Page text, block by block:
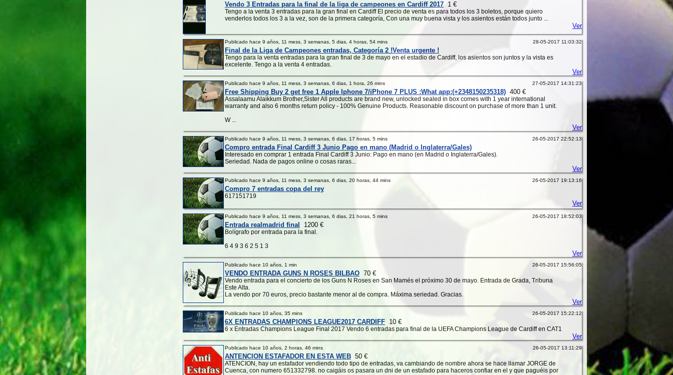
Vendo 3 Entradas para la final de la liga de campeones en Cardiff 2017 1 €
Tengo a la venta 3 entradas para la gran final en Cardiff El precio de venta es para todos los 3 boletos, porque quiero
venderlos todos los 3 a la vez, son de la primera categoría, Con una muy buena vista y los asientos están todos junto ...
Ver
Publicado hace 9 años, 11 mess, 3 semanas, 5 dias, 4 horas, 54 mins 28-05-2017 11:03:32
Final de la Liga de Campeones entradas, Categoría 2 !Venta urgente !
Tengo para la venta entradas para la gran final de 3 de mayo en el estadio de Cardiff, los asientos son juntos y la vista es
excelente. Tengo a la venta 4 entradas.
Ver
Publicado hace 9 años, 11 mess, 3 semanas, 6 dias, 1 hora, 26 mins 27-05-2017 14:31:23
Free Shipping Buy 2 get free 1 Apple Iphone 7/iPhone 7 PLUS :What app:(+2348150235318) 400 €
Assalaamu Alaikkum Brother,Sister All products are brand new, unlocked sealed in box comes with 1 year international
warranty and also 6 months return policy - 100% Genuine Products. Reasonable discount on purchase of more than 1 unit.
W ...
Ver
Publicado hace 9 años, 11 mess, 3 semanas, 6 dias, 17 horas, 5 mins 26-05-2017 22:52:13
Compro entrada Final Cardiff 3 Junio Pago en mano (Madrid o Inglaterra/Gales)
Interesado en comprar 1 entrada Final Cardiff 3 Junio: Pago en mano (en Madrid o Inglaterra/Gales).
Seriedad. Nada de pagos online o cosas raras...
Ver
Publicado hace 9 años, 11 mess, 3 semanas, 6 dias, 20 horas, 44 mins 26-05-2017 19:13:16
Compro 7 entradas copa del rey
617151719
Ver
Publicado hace 9 años, 11 mess, 3 semanas, 6 dias, 21 horas, 5 mins 26-05-2017 18:52:03
Entrada realmadrid final 1200 €
Bolígrafo por entrada para la final.
6 4 9 3 6 2 5 1 3
Ver
Publicado hace 10 años, 1 min 26-05-2017 15:56:05
VENDO ENTRADA GUNS N ROSES BILBAO 70 €
Vendo entrada para el concierto de los Guns N Roses en San Mamés el próximo 30 de mayo. Entrada de Grada, Tribuna
Este Alta.
La vendo por 70 euros, precio bastante menor al de compra. Máxima seriedad. Gracias.
Ver
Publicado hace 10 años, 35 mins 26-05-2017 15:22:12
6X ENTRADAS CHAMPIONS LEAGUE2017 CARDIFF 10 €
6 x Entradas Champions League Final 2017 Vendo 6 entradas para final de la UEFA Champions League de Cardiff en CAT1
Ver
Publicado hace 10 años, 2 horas, 46 mins 26-05-2017 13:11:29
ANTENCION ESTAFADOR EN ESTA WEB 50 €
ATENCION, hay un estafador vendiendo todo tipo de entradas, va cambiando de nombre ahora se hace llamar JORGE de
Cuenca, con numero 651332798. no caigáis os pasara un dni de un estafado para haceros confiar en el y que paguéis por